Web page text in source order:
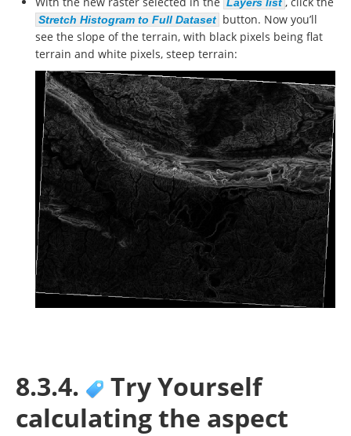
Layers list
Stretch Histogram to Full Dataset button. Now you’ll
see the slope of the terrain, with black pixels being flat
terrain and white pixels, steep terrain:
8.3.4.
Try Yourself
calculating the aspect